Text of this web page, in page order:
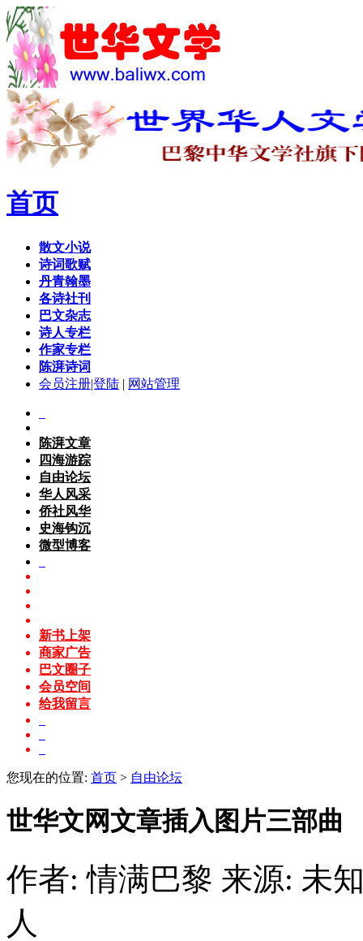
首页
散文小说
诗词歌赋
丹青翰墨
各诗社刊
巴文杂志
诗人专栏
作家专栏
陈湃诗词
会员注册|登陆 | 网站管理
陈湃文章
四海游踪
自由论坛
华人风采
侨社风华
史海钩沉
微型博客
新书上架
商家广告
巴文圈子
会员空间
给我留言
您现在的位置: 首页 > 自由论坛
世华文网文章插入图片三部曲
作者: 情满巴黎 来源: 未
人